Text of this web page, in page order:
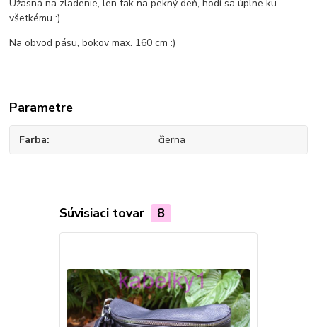
Úžasná na zladenie, len tak na pekný deň, hodí sa úplne ku
všetkému :)
Na obvod pásu, bokov max. 160 cm :)
Parametre
Farba čierna
Súvisiaci tovar 8